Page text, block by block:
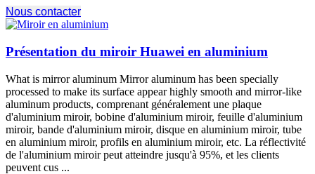
Nous contacter
Présentation du miroir Huawei en aluminium
What is mirror aluminum Mirror aluminum has been specially
processed to make its surface appear highly smooth and mirror-like
aluminum products, comprenant généralement une plaque
d'aluminium miroir, bobine d'aluminium miroir, feuille d'aluminium
miroir, bande d'aluminium miroir, disque en aluminium miroir, tube
en aluminium miroir, profils en aluminium miroir, etc. La réflectivité
de l'aluminium miroir peut atteindre jusqu'à 95%, et les clients
peuvent cus ...